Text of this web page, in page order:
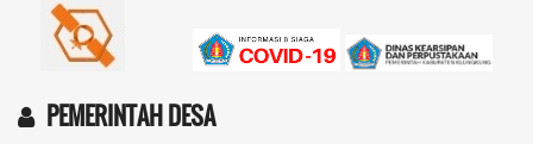
PEMERINTAH DESA